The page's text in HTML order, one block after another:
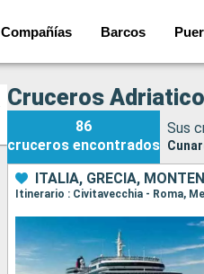
Compañías Barcos
Cruceros
86
cruceros encontrados
Sus
ITALIA, GRECIA,